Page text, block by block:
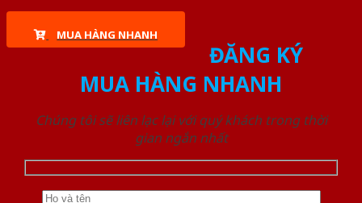
MUA HÀNG NHANH
ĐĂNG KÝ
MUA HÀNG NHANH
Chúng tôi sẽ liên lạc lại với quý khách trong thời
gian ngắn nhất